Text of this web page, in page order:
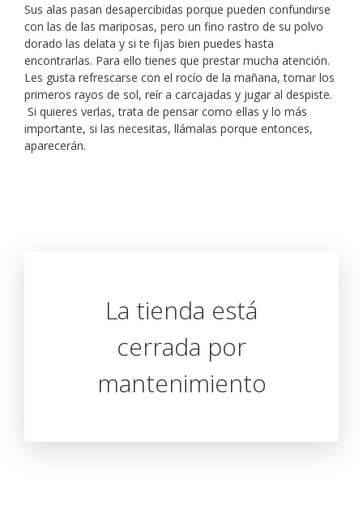
Sus alas pasan desapercibidas porque pueden confundirse
con las de las mariposas, pero un fino rastro de su polvo
dorado las delata y si te fijas bien puedes hasta
encontrarlas. Para ello tienes que prestar mucha atención.
Les gusta refrescarse con el rocío de la mañana, tomar los
primeros rayos de sol, reír a carcajadas y jugar al despiste.
Si quieres verlas, trata de pensar como ellas y lo más
importante, si las necesitas, llámalas porque entonces,
aparecerán.
La tienda está
cerrada por
mantenimiento